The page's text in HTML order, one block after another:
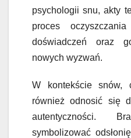
psychologii snu, akty
proces
doświadczeń oraz
nowych wyzwań.
W kontekście snów,
również odnosić się
autentyczności.
symbolizować